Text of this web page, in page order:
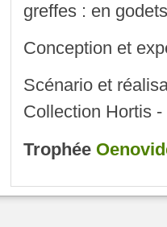
greffes : en
Conception et
Scénario et
Collection Hortis -
Trophée